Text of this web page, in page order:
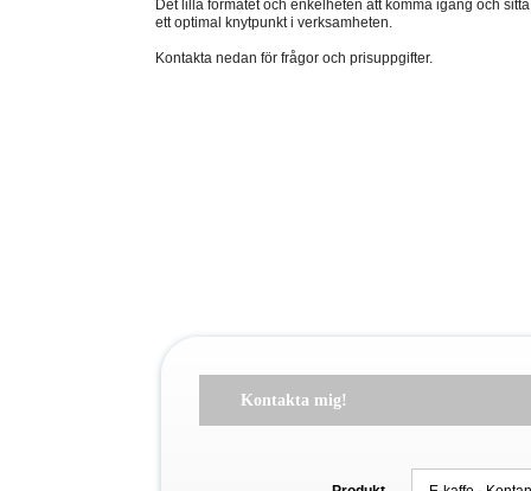
Det lilla formatet och enkelheten att komma igång och
ett optimal knytpunkt i verksamheten.
Kontakta nedan för frågor och prisuppgifter.
Kontakta mig!